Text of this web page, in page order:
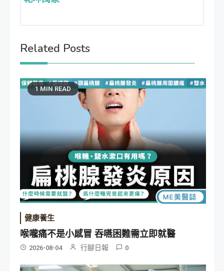
Related Posts
1 MIN READ
健康養生
喉嚨痛不是小感冒 吞嚥困難需立即就醫
2026-08-04 行腳日報 0